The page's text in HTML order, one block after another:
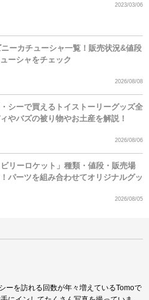
2023/03/06
ニーカチューシャ一覧！販売状況&値段
ーシャをチェック
2026/08/08
シーで買えるトイストーリーグッズ全
やバズの被り物やお土産を解説！
2026/08/06
リーロケット」種類・値段・販売場
パーツを組み合わせてオリジナルグッ
2026/08/05
ーを訪れる回数が年々増えているTomoで